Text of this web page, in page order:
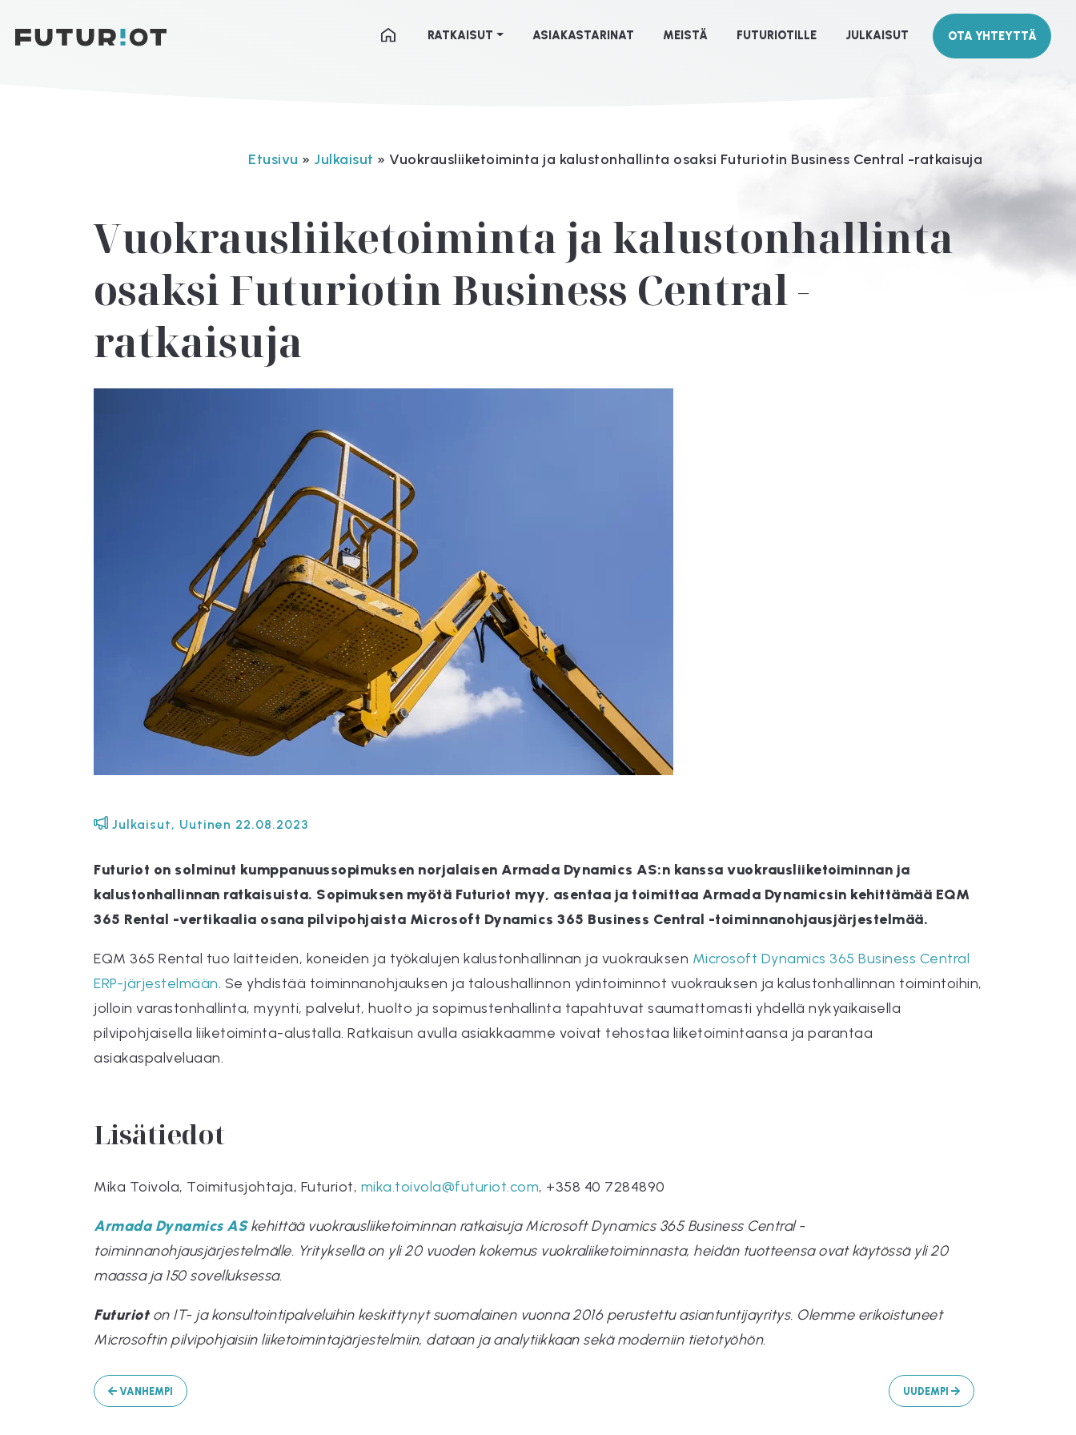
RATKAISUT ASIAKASTARINAT MEISTÄ FUTURIOTILLE JULKAISUT OTA YHTEYTTÄ
Etusivu » Julkaisut » Vuokrausliiketoiminta ja kalustonhallinta osaksi Futuriotin Business Central -ratkaisuja
Vuokrausliiketoiminta ja kalustonhallinta
osaksi Futuriotin Business Central -
ratkaisuja
Julkaisut, Uutinen 22.08.2023
Futuriot on solminut kumppanuussopimuksen norjalaisen Armada Dynamics AS:n kanssa vuokrausliiketoiminnan ja
kalustonhallinnan ratkaisuista. Sopimuksen myötä Futuriot myy, asentaa ja toimittaa Armada Dynamicsin kehittämää EQM
365 Rental -vertikaalia osana pilvipohjaista Microsoft Dynamics 365 Business Central -toiminnanohjausjärjestelmää.
EQM 365 Rental tuo laitteiden, koneiden ja työkalujen kalustonhallinnan ja vuokrauksen Microsoft Dynamics 365 Business Central
ERP-järjestelmään. Se yhdistää toiminnanohjauksen ja taloushallinnon ydintoiminnot vuokrauksen ja kalustonhallinnan toimintoihin,
jolloin varastonhallinta, myynti, palvelut, huolto ja sopimustenhallinta tapahtuvat saumattomasti yhdellä nykyaikaisella
pilvipohjaisella liiketoiminta-alustalla. Ratkaisun avulla asiakkaamme voivat tehostaa liiketoimintaansa ja parantaa
asiakaspalveluaan.
Lisätiedot
Mika Toivola, Toimitusjohtaja, Futuriot, mika.toivola@futuriot.com, +358 40 7284890
Armada Dynamics ASkehittää vuokrausliiketoiminnan ratkaisuja Microsoft Dynamics 365 Business Central -
toiminnanohjausjärjestelmälle. Yrityksellä on yli 20 vuoden kokemus vuokraliiketoiminnasta, heidän tuotteensa ovat käytössä yli 20
maassa ja 150 sovelluksessa.
Futurioton IT- ja konsultointipalveluihin keskittynyt suomalainen vuonna 2016 perustettu asiantuntijayritys. Olemme erikoistuneet
Microsoftin pilvipohjaisiin liiketoimintajärjestelmiin, dataan ja analytiikkaan sekä moderniin tietotyöhön.
VANHEMPI UUDEMPI